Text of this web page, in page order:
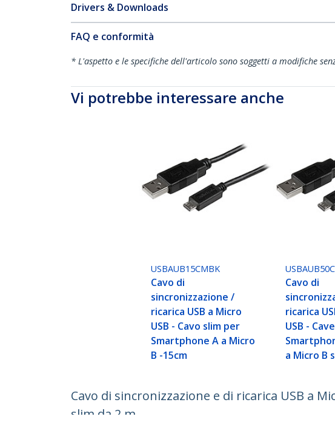
Drivers & Downloads
FAQ e conformità
* L'aspetto e le specifiche dell'articolo sono soggetti a modifiche
Vi potrebbe interessare anche
USBAUB15CMBK
Cavo di
sincronizzazione /
ricarica USB a Micro
USB - Cavo slim per
Smartphone A a Micro
B -15cm
Cavo di
ricarica
USB -
a Micro B
Cavo di sincronizzazione e di ricarica USB a
slim da 2 m